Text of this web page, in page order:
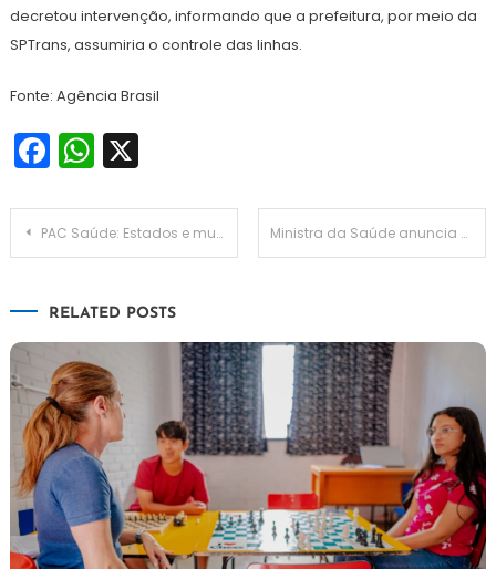
decretou intervenção, informando que a prefeitura, por meio da
SPTrans, assumiria o controle das linhas.
Fonte: Agência Brasil
Facebook
WhatsApp
X
Navegação
PAC Saúde: Estados e municípios selecionados devem formalizar proposta Ministra da Saúde anuncia ampliação da vacina contra dengue a partir de 6 anos
RELATED POSTS